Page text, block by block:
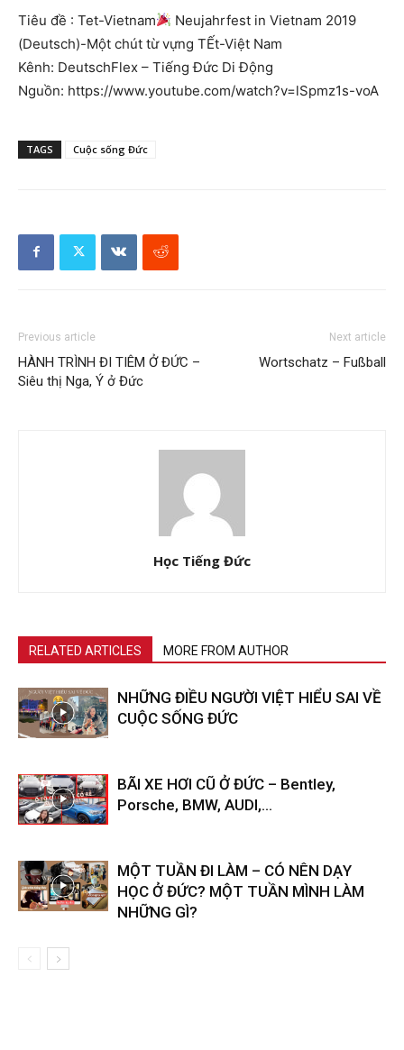
Tiêu đề : Tet-Vietnam
Neujahrfest in Vietnam 2019
(Deutsch)-Một chút từ vựng TẾt-Việt Nam
Kênh: DeutschFlex – Tiếng Đức Di Động
Nguồn: https://www.youtube.com/watch?v=lSpmz1s-voA
TAGS Cuộc sống Đức
Previous article
HÀNH TRÌNH ĐI TIÊM Ở ĐỨC –
Siêu thị Nga, Ý ở Đức
Next article
Wortschatz – Fußball
Học Tiếng Đức
RELATED ARTICLES MORE FROM AUTHOR
NHỮNG ĐIỀU NGƯỜI VIỆT HIỂU SAI VỀ
CUỘC SỐNG ĐỨC
BÃI XE HƠI CŨ Ở ĐỨC – Bentley,
Porsche, BMW, AUDI,…
MỘT TUẦN ĐI LÀM – CÓ NÊN DẠY
HỌC Ở ĐỨC? MỘT TUẦN MÌNH LÀM
NHỮNG GÌ?